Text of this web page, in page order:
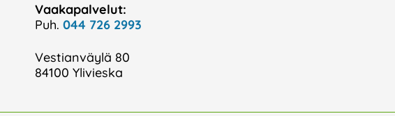
Vaakapalvelut:
Puh. 044 726 2993
Vestianväylä 80
84100 Ylivieska